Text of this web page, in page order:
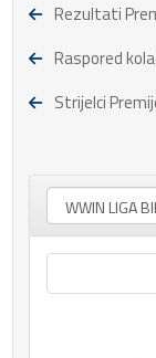
Rezultati
Raspored
Strijelci